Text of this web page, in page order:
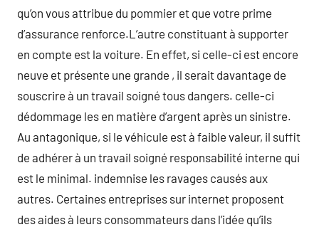
qu’on vous attribue du pommier et que votre prime
d’assurance renforce.L’autre constituant à supporter
en compte est la voiture. En effet, si celle-ci est encore
neuve et présente une grande , il serait davantage de
souscrire à un travail soigné tous dangers. celle-ci
dédommage les en matière d’argent après un sinistre.
Au antagonique, si le véhicule est à faible valeur, il suffit
de adhérer à un travail soigné responsabilité interne qui
est le minimal. indemnise les ravages causés aux
autres. Certaines entreprises sur internet proposent
des aides à leurs consommateurs dans l’idée qu’ils